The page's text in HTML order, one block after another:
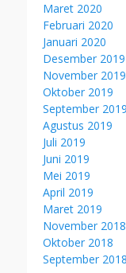
Maret 2020
Februari 2020
Januari 2020
Desember 2019
November 2019
Oktober 2019
September 2019
Agustus 2019
Juli 2019
Juni 2019
Mei 2019
April 2019
Maret 2019
November 2018
Oktober 2018
September 2018